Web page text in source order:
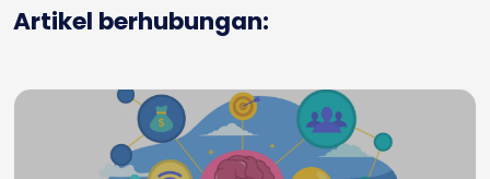
Artikel berhubungan: